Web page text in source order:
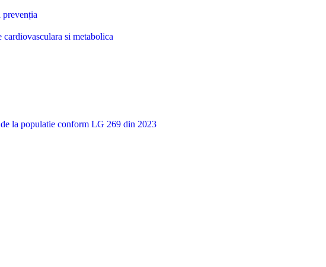
si metabolica
la populatie conform LG 269 din 2023